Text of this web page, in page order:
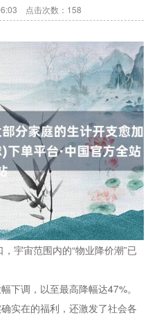
点击次数：158
宇宙范围内的“物业降价潮”已
下调，以至最高降幅达47%。
实在的福利，还激发了社会各